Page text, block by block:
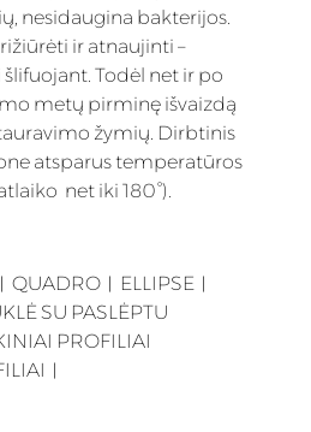
nesidaugina bakterijos.
ir atnaujinti –
Todėl net ir po
metų pirminę išvaizdą
žymių. Dirbtinis
atsparus temperatūros
net iki 180°).
︱ QUADRO ︱ ELLIPSE ︱
SU PASLĖPTU
PROFILIAI
︱